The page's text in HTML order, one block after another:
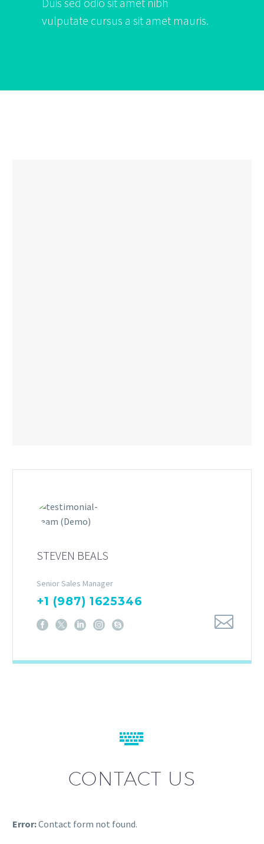
vulputate cursus a sit amet mauris.
STEVEN BEALS
Senior Sales Manager
+1 (987) 1625346


CONTACT US
Error:Contact form not found.